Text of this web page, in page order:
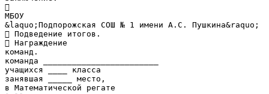

МБОУ
&laquo;Подпорожская СОШ № 1 имени А.С. Пушкина&raquo;
 Подведение итогов.
 Награждение
команд.
команда ________________________
учащихся ____ класса
занявшая _____ место,
в Математической регате